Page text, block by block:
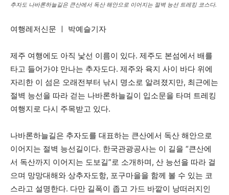
추자도 나바론하늘길은 큰산에서 독산 해안으로 이어지는 절벽 능선 트레킹 코스다.
여행레저신문 ㅣ 박예슬기자
제주 여행에도 아직 낯선 이름이 있다. 제주도 본섬에서 배를
타고 들어가야 만나는 추자도다. 제주와 육지 사이 바다 위에
자리한 이 섬은 오래전부터 낚시 명소로 알려졌지만, 최근에는
절벽 능선을 따라 걷는 나바론하늘길이 입소문을 타며 트레킹
여행지로 다시 주목받고 있다.
나바론하늘길은 추자도를 대표하는 큰산에서 독산 해안으로
이어지는 절벽 능선길이다. 한국관광공사는 이 길을 “큰산에
서 독산까지 이어지는 도보길”로 소개하며, 산 능선을 따라 걸
으며 망망대해와 상추자도항, 포구마을을 함께 볼 수 있는 코
스라고 설명한다. 다만 길폭이 좁고 가드 바깥이 낭떠러지인